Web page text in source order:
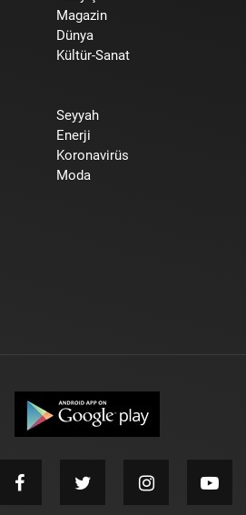
Magazin
Dünya
Kültür-Sanat
Seyyah
Enerji
Koronavirüs
Moda